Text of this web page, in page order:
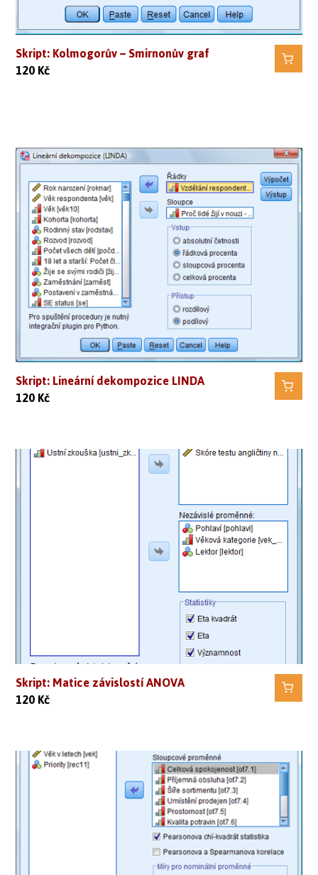
Skript: Kolmogorův – Smirnonův graf
120Kč
Skript: Lineární dekompozice LINDA
120Kč
Skript: Matice závislostí ANOVA
120Kč